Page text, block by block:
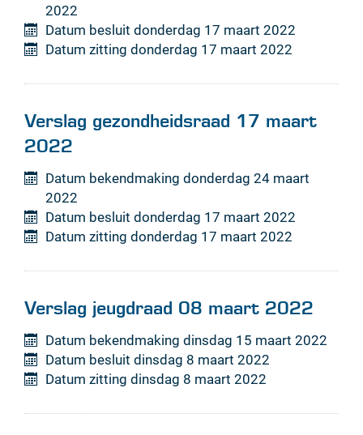
2022
Datum besluit donderdag 17 maart 2022
Datum zitting donderdag 17 maart 2022
Verslag gezondheidsraad 17 maart
2022
Datum bekendmaking donderdag 24 maart
2022
Datum besluit donderdag 17 maart 2022
Datum zitting donderdag 17 maart 2022
Verslag jeugdraad 08 maart 2022
Datum bekendmaking dinsdag 15 maart 2022
Datum besluit dinsdag 8 maart 2022
Datum zitting dinsdag 8 maart 2022